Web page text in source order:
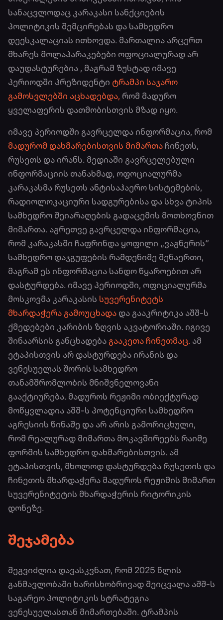
სანაცვლოდაც კარაკასი სანქციების
პოლიტიკის შემცირებას და სამხედრო
დეესკალაციას ითხოვდა. მართალია არცერთ
მხარეს მოლაპარაკებები ოფოციალურად არ
დაუდასტურებია , მაგრამ ზუსტად იმავე
პერიოდში პრეზიდენტი ტრამპი საჯარო
გამოსვლებში აცხადებდა, რომ მადურო
ყველაფერის დათმობისთვის მზად იყო.
იმავე პერიოდში გავრცელდა ინფორმაცია, რომ
მადურომ დახმარებისთვის მიმართა ჩინეთს,
რუსეთს და ირანს. მედიაში გავრცელებული
ინფორმაციის თანახმად, ოფოციალურმა
კარაკასმა რუსეთს ანტისაჰაერო სისტემების,
რადიოლოკაციური სადგურებისა და სხვა ტიპის
სამხედრო შეიარაღების გადაცემის მოთხოვნით
მიმართა. აგრეთვე გავრცელდა ინფორმაცია,
რომ კარაკასში ჩაფრინდა ყოფილი „ვაგნერის“
სამხედრო დაჯგუფების რამდენიმე შენაერთი,
მაგრამ ეს ინფორმაცია სანდო წყაროებით არ
დასტურდება. იმავე პერიოდში, ოფიციალურმა
მოსკოვმა კარაკასის სუვერენიტეტს
მხარდაჭერა გამოუცხადა და გააკრიტიკა აშშ-ს
ქმედებები კარიბის ზღვის აკვატორიაში. იგივე
შინაარსის განცხადება გააკეთა ჩინეთმაც. ამ
ეტაპისთვის არ დასტურდება ირანის და
ვენესუელას შორის სამხედრო
თანამშრომლობის მნიშვნელოვანი
გააქტიურება. მადუროს რეჟიმი ობიექტურად
მოწყვლადია აშშ-ს პოტენციური სამხედრო
აგრესიის წინაშე და არ არის გამორიცხული,
რომ რეალურად მიმართა მოკავშირეებს რაიმე
ფორმის სამხედრო დახმარებისთვის. ამ
ეტაპისთვის, მხოლოდ დასტურდება რუსეთის და
ჩინეთის მხარდაჭერა მადუროს რეჟიმის მიმართ
სუვერენიტეტის მხარდაჭერის რიტორიკის
დონეზე.
შეჯამება
შეგვიძლია დავასკვნათ, რომ 2025 წლის
განმავლობაში ხარისხობრივად შეიცვალა აშშ-ს
საგარეო პოლიტიკის სტრატეგია
ვენესუელასთან მიმართებაში. ტრამპის